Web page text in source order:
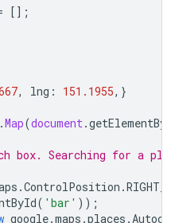
, "longitude" :
[];
, lng : 151.1955,}
.Map(document.
box. Searching for a
.ControlPosition .
( 'bar' ));
google.maps .places .